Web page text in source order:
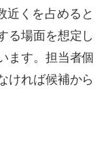
近くを占めると
る場面を想定し
ます。担当者個
ければ候補から